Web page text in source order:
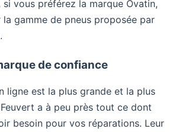
si vous préférez la marque Ovatin,
gamme de pneus proposée par
de confiance
ligne est la plus grande et la plus
a à peu près tout ce dont
besoin pour vos réparations. Leur